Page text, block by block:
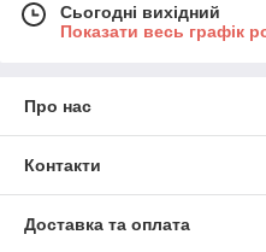
Сьогодні вихідний
Показати весь графік
Про нас
Контакти
Доставка та оплата